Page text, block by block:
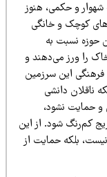
و حکمی، هنوز
و خانگی
نسبت به
ورز می‌دهند و
این سرزمین
دانشی
نشود،
شود. از این
حمایت از